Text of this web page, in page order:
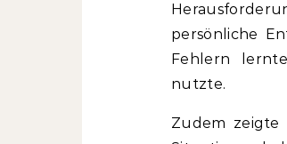
persönliche
Fehlern
nutzte.
Zudem zeigte